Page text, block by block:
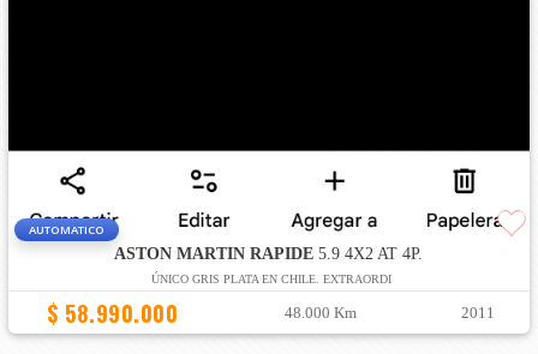
AUTOMATICO
ASTON MARTIN RAPIDE 5.9 4X2 AT 4P.
ÚNICO GRIS PLATA EN CHILE. EXTRAORDI
$ 58.990.000 48.000 Km 2011